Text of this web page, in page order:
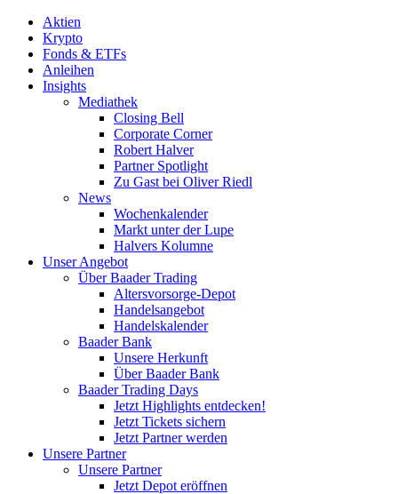
Aktien
Krypto
Fonds & ETFs
Anleihen
Insights
Mediathek
Closing Bell
Corporate Corner
Robert Halver
Partner Spotlight
Zu Gast bei Oliver Riedl
News
Wochenkalender
Markt unter der Lupe
Halvers Kolumne
Unser Angebot
Über Baader Trading
Altersvorsorge-Depot
Handelsangebot
Handelskalender
Baader Bank
Unsere Herkunft
Über Baader Bank
Baader Trading Days
Jetzt Highlights entdecken!
Jetzt Tickets sichern
Jetzt Partner werden
Unsere Partner
Unsere Partner
Jetzt Depot eröffnen